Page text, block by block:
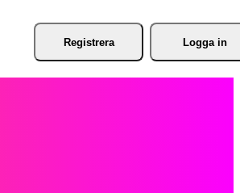
Registrera Logga in